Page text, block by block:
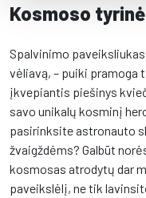
Kosmoso
Spalvinimo
vėliavą, – puiki pramoga
įkvepiantis piešinys
savo unikalų kosminį
pasirinksite astronauto
žvaigždėms? Galbūt
kosmosas atrodytų dar
paveikslėlį, ne tik